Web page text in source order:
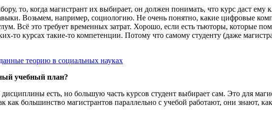
то, когда магистрант их выбирает, он должен понимать, что курс даст
Возьмем, например, социологию. Не очень понятно, какие цифровые
Всё это требует временных затрат. Хорошо, если есть тьюторы, которые
то курсах такие-то компетенции. Потому что самому студенту (даже
теорию в социальных науках
учебный план?
есть, но большую часть курсов студент выбирает сам. Это для
как большинство магистрантов параллельно с учебой работают, они знают,